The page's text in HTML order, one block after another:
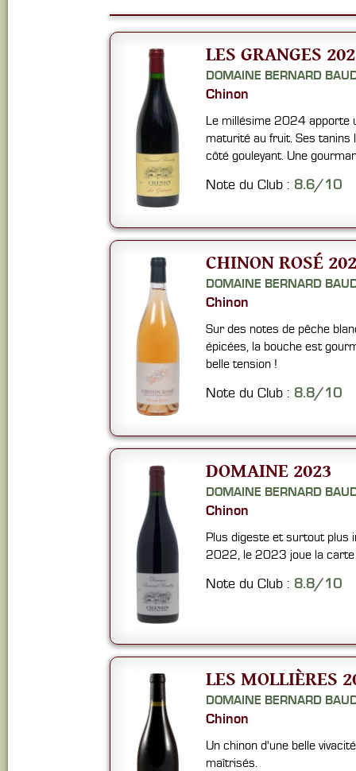
LES GRANGES
DOMAINE BERNARD
Chinon
Le millésime 2024 apporte
maturité au fruit. Ses
côté gouleyant. Une
Note du Club : 8.6/10
CHINON ROSÉ
DOMAINE BERNARD
Chinon
Sur des notes de pêche
épicées, la bouche est
belle tension !
Note du Club : 8.8/10
DOMAINE 2023
DOMAINE BERNARD
Chinon
Plus digeste et surtout plus
2022, le 2023 joue la carte
Note du Club : 8.8/10
LES MOLLIÈRES
DOMAINE BERNARD
Chinon
Un chinon d'une belle
maîtrisés.